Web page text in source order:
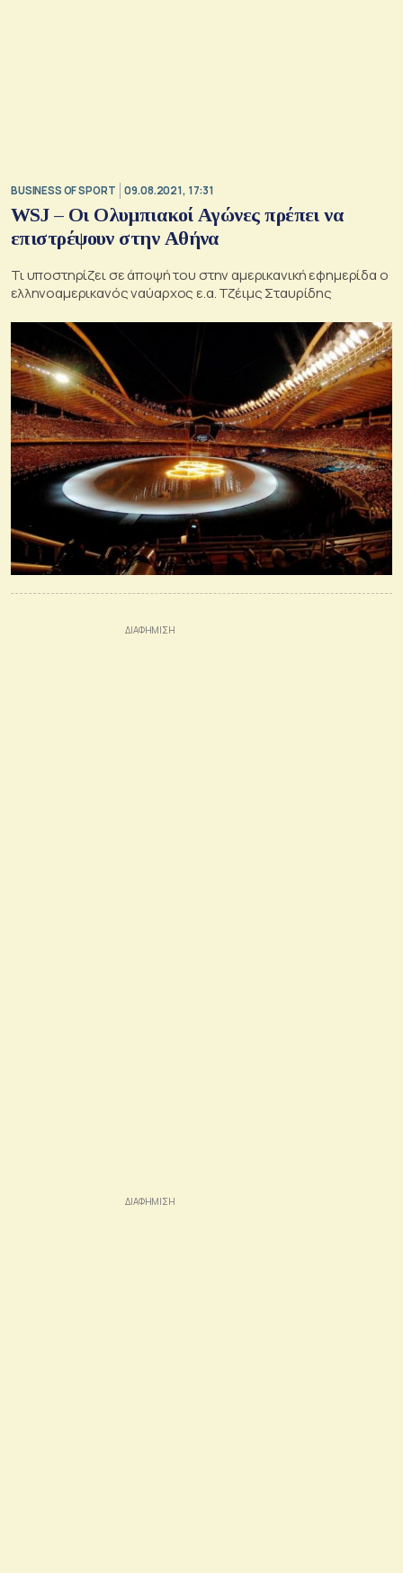
BUSINESS OF SPORT 09.08.2021, 17:31
WSJ – Οι Ολυμπιακοί Αγώνες πρέπει να
επιστρέψουν στην Αθήνα
Τι υποστηρίζει σε άποψή του στην αμερικανική εφημερίδα ο
ελληνοαμερικανός ναύαρχος ε.α. Τζέιμς Σταυρίδης